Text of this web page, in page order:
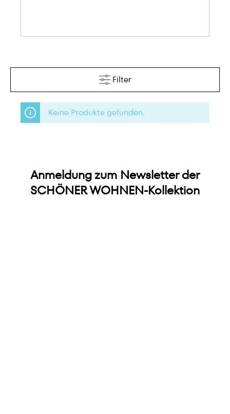
Filter
Keine Produkte gefunden.
Anmeldung zum Newsletter der
SCHÖNER WOHNEN-Kollektion